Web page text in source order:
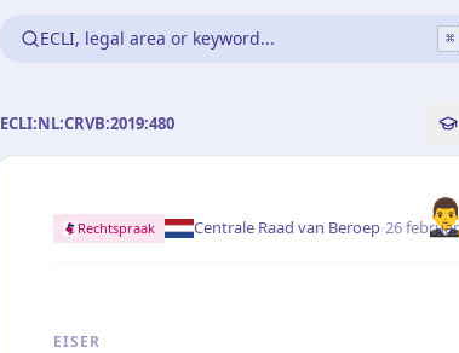
ECLI, legal area or keyword... ⌘
ECLI:NL:CRVB:2019:480
Rechtspraak Centrale Raad van Beroep·26
EISER